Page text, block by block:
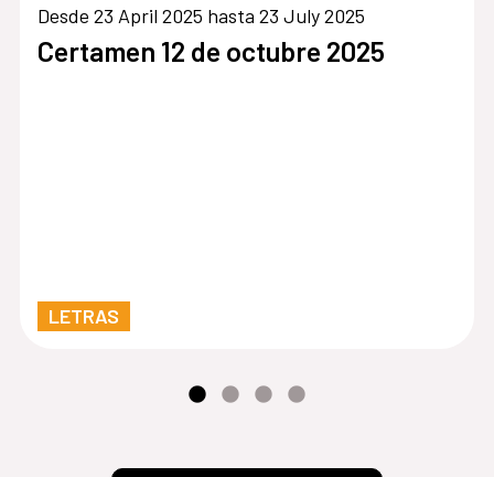
Desde 23 April 2025 hasta 23 July 2025
Certamen 12 de octubre 2025
LETRAS